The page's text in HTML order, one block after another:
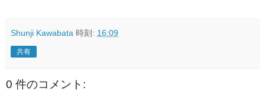
Shunji Kawabata 時刻: 16:09
共有
0 件のコメント: